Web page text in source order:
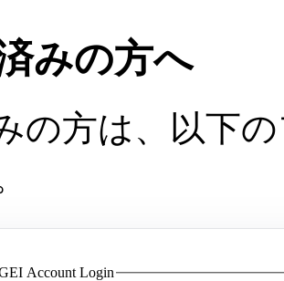
みの方へ
の方は、以下
Account Login